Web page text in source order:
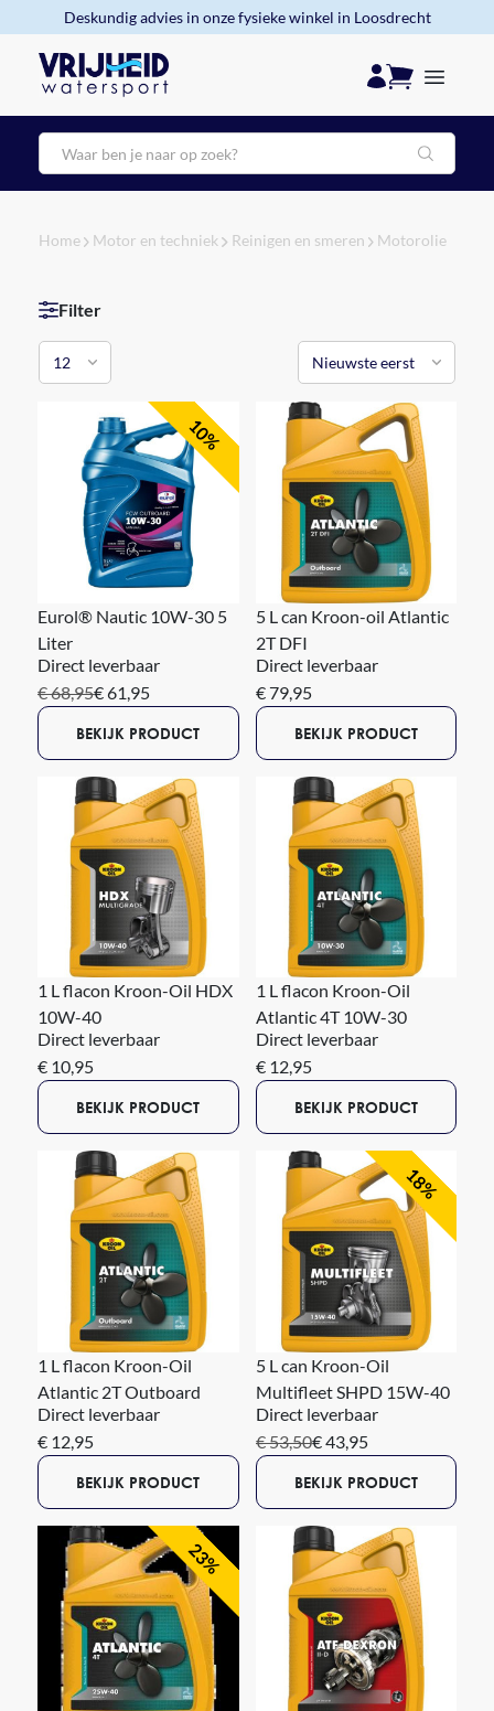
Deskundig advies in onze fysieke winkel in Loosdrecht
Zoeken
Home Motor en techniek Reinigen en smeren Motorolie
Filter
10%
Eurol® Nautic 10W-30 5
Liter
Direct leverbaar
€ 68,95€ 61,95
BEKIJK PRODUCT
5 L can Kroon-oil Atlantic
2T DFI
Direct leverbaar
€ 79,95
BEKIJK PRODUCT
1 L flacon Kroon-Oil HDX
10W-40
Direct leverbaar
€ 10,95
BEKIJK PRODUCT
1 L flacon Kroon-Oil
Atlantic 4T 10W-30
Direct leverbaar
€ 12,95
BEKIJK PRODUCT
1 L flacon Kroon-Oil
Atlantic 2T Outboard
Direct leverbaar
€ 12,95
BEKIJK PRODUCT
18%
5 L can Kroon-Oil
Multifleet SHPD 15W-40
Direct leverbaar
€ 53,50€ 43,95
BEKIJK PRODUCT
23%